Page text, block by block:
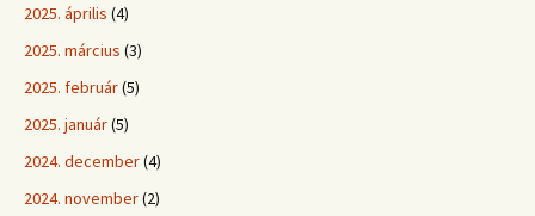
2025. április (4)
2025. március (3)
2025. február(5)
2025. január(5)
2024. december(4)
2024. november(2)